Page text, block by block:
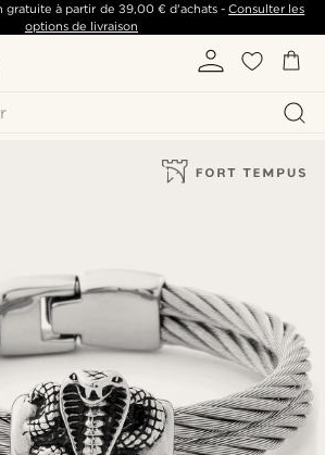
gratuite à partir de 39,00 €d'achats -Consulter les
options de livraison